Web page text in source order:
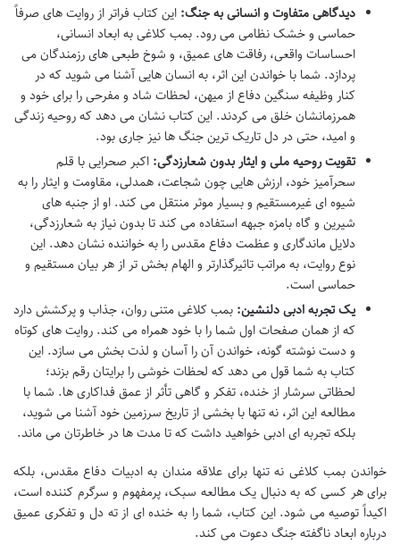
دیدگاهی متفاوت و انسانی به جنگ: این کتاب فراتر از روایت های صرفاً
حماسی و خشک نظامی می رود. بمب کلاغی به ابعاد انسانی،
احساسات واقعی، رفاقت های عمیق، و شوخ طبعی های رزمندگان می
پردازد. شما با خواندن این اثر، به انسان هایی آشنا می شوید که در
کنار وظیفه سنگین دفاع از میهن، لحظات شاد و مفرحی را برای خود و
همرزمانشان خلق می کردند. این کتاب نشان می دهد که روحیه زندگی
و امید، حتی در دل تاریک ترین جنگ ها نیز جاری بود.
تقویت روحیه ملی و ایثار بدون شعارزدگی: اکبر صحرایی با قلم
سحرآمیز خود، ارزش هایی چون شجاعت، همدلی، مقاومت و ایثار را به
شیوه ای غیرمستقیم و بسیار موثر منتقل می کند. او از جنبه های
شیرین و گاه بامزه جبهه استفاده می کند تا بدون نیاز به شعارزدگی،
دلایل ماندگاری و عظمت دفاع مقدس را به خواننده نشان دهد. این
نوع روایت، به مراتب تاثیرگذارتر و الهام بخش تر از هر بیان مستقیم و
حماسی است.
یک تجربه ادبی دلنشین: بمب کلاغی متنی روان، جذاب و پرکشش دارد
که از همان صفحات اول شما را با خود همراه می کند. روایت های کوتاه
و دست نوشته گونه، خواندن آن را آسان و لذت بخش می سازد. این
کتاب به شما قول می دهد که لحظات خوشی را برایتان رقم بزند؛
لحظاتی سرشار از خنده، تفکر و گاهی تأثر از عمق فداکاری ها. شما با
مطالعه این اثر، نه تنها با بخشی از تاریخ سرزمین خود آشنا می شوید،
بلکه تجربه ای ادبی خواهید داشت که تا مدت ها در خاطرتان می ماند.
خواندن بمب کلاغی نه تنها برای علاقه مندان به ادبیات دفاع مقدس، بلکه
برای هر کسی که به دنبال یک مطالعه سبک، پرمفهوم و سرگرم کننده است،
اکیداً توصیه می شود. این کتاب، شما را به خنده ای از ته دل و تفکری عمیق
درباره ابعاد ناگفته جنگ دعوت می کند.